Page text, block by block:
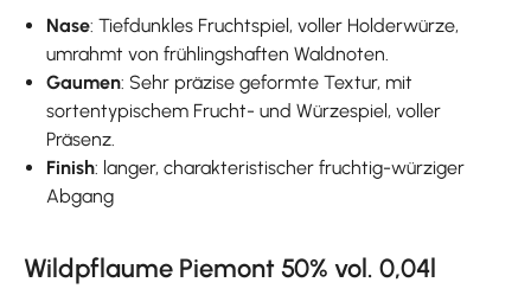
Nase: Tiefdunkles Fruchtspiel, voller Holderwürze,
umrahmt von frühlingshaften Waldnoten.
Gaumen: Sehr präzise geformte Textur, mit
sortentypischem Frucht- und Würzespiel, voller
Präsenz.
Finish: langer, charakteristischer fruchtig-würziger
Abgang
Wildpflaume Piemont 50% vol. 0,04l